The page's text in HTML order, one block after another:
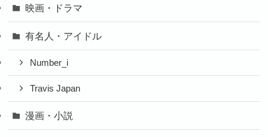
映画・ドラマ
有名人・アイドル
Number_i
Travis Japan
漫画・小説